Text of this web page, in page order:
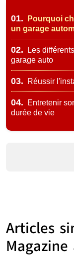
01.
Pourquoi
un garage
02.
Les
garage auto
03. Réussir
04.
Entretenir
durée de vie
Articles